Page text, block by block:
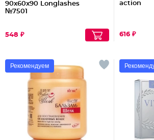
90x60x90 Longlashes
№7501
548 ₽
action
616 ₽
Рекомендуем